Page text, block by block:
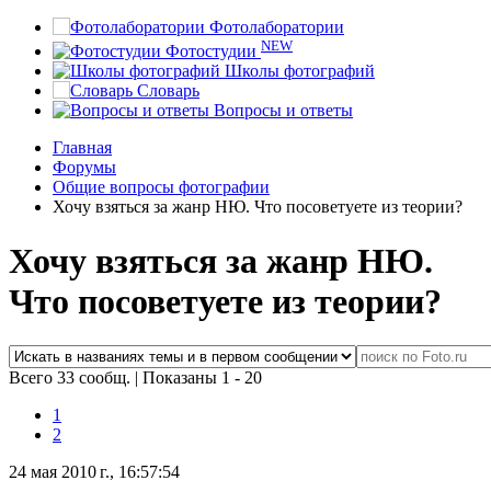
Фотолаборатории
Фотостудии NEW
Школы фотографий
Словарь
Вопросы и ответы
Главная
Форумы
Общие вопросы фотографии
Хочу взяться за жанр НЮ. Что посоветуете из теории?
Хочу взяться за жанр НЮ.
Что посоветуете из теории?
Всего 33 сообщ. | Показаны 1 - 20
1
2
24 мая 2010 г., 16:57:54